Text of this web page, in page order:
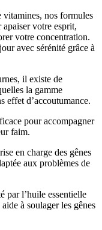
vitamines, nos formules
votre esprit,
votre concentration.
avec sérénité grâce à
il existe de
la gamme
effet d’accoutumance.
pour accompagner
faim.
en charge des gênes
aux problèmes de
par l’huile essentielle
à soulager les gênes